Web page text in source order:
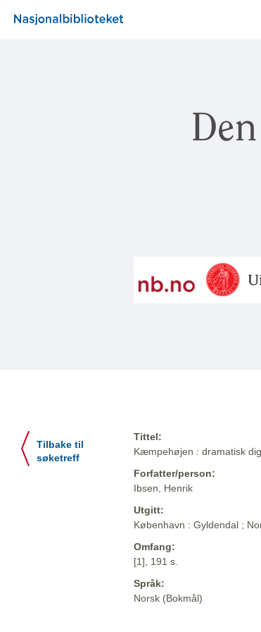
Tilbake til
søketreff
Tittel:
Kæmpehøjen : dramatisk
Forfatter/person:
Ibsen, Henrik
Utgitt:
København : Gyldendal ;
Omfang:
[1], 191 s.
Språk:
Norsk (Bokmål)